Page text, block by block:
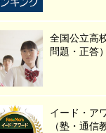
全国公立高
問題・正答）
イード・ア
（塾・通信